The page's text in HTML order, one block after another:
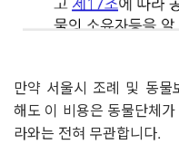
만약 서울시 조례 및 동물
해도 이 비용은 동물단체가
라와는 전혀 무관합니다.